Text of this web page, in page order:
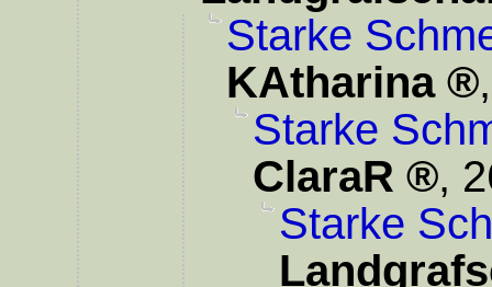
Starke
KAtharina
Starke
ClaraR
,
Starke